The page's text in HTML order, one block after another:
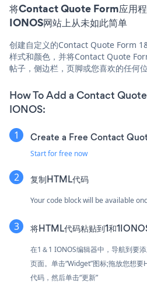
将Contact Quote Form应用程
IONOS网站上从未如此简单
创建自定义的Contact Quote Form
样式和颜色，并将Contact Quote
帖子，侧边栏，页脚或您喜欢的任何位
How To Add a Contact
IONOS:
Create a Free Contact
Start for free now
复制HTML代码
Your code block will be available
将HTML代码粘贴到1和
在1＆1 IONOS编辑器中，导航到要
页面。单击“Widget”图标;拖放您想
代码，然后单击“更新”